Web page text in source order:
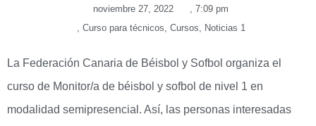
noviembre 27, 2022 , 7:09 pm
, Curso para técnicos, Cursos, Noticias 1
La Federación Canaria de Béisbol y Sofbol organiza el
curso de Monitor/a de béisbol y sofbol de nivel 1 en
modalidad semipresencial. Así, las personas interesadas